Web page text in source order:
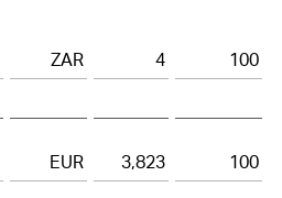
ZAR 4
100
EUR 3,823
100